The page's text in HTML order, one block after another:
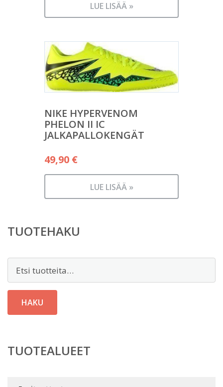
LUE LISÄÄ »
NIKE HYPERVENOM
PHELON II IC
JALKAPALLOKENGÄT
49,90 €
LUE LISÄÄ »
TUOTEHAKU
HAKU
TUOTEALUEET